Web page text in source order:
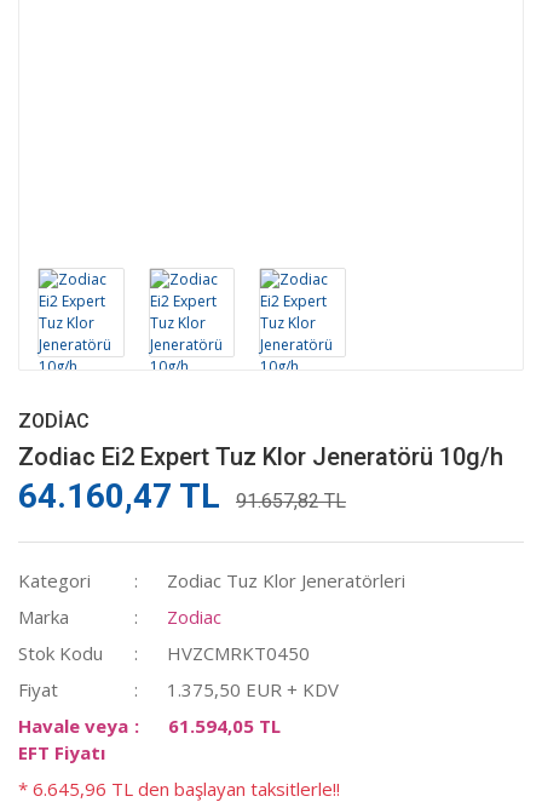
ZODIAC
Zodiac Ei2 Expert Tuz Klor Jeneratörü 10g/h
64.160,47 TL 91.657,82 TL
Kategori
Zodiac Tuz Klor Jeneratörleri
Marka
Zodiac
Stok Kodu
HVZCMRKT0450
Fiyat
1.375,50 EUR + KDV
Havale veya
EFT Fiyatı
61.594,05 TL
* 6.645,96 TL den başlayan taksitlerle!!